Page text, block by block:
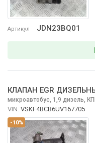
Артикул JDN23BQ01
-10%
КЛАПАН EGR
микроавтобус, 1,9 дизель,
VIN: VSKF4BCB6UV167705